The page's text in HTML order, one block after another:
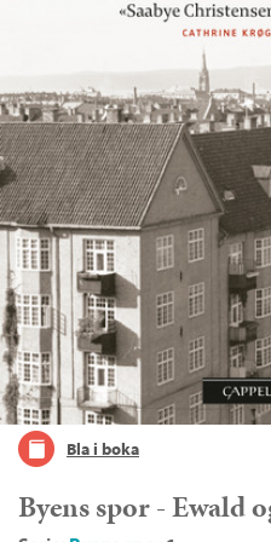
Bla i boka
Byens spor - Ewald